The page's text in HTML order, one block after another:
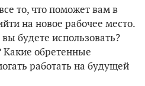
то, что поможет вам в
на новое рабочее место.
будете использовать?
Какие обретенные
работать на будущей